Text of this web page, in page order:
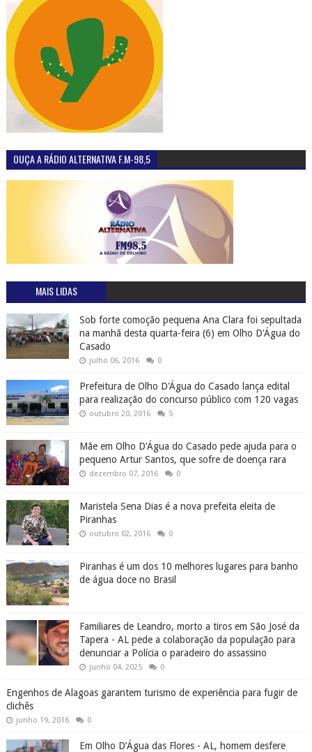
OUÇA A RÁDIO ALTERNATIVA F.M-98,5
MAIS LIDAS
Sob forte comoção pequena Ana Clara foi sepultada
na manhã desta quarta-feira (6) em Olho D'Água do
Casado
julho 06, 2016 0
Prefeitura de Olho D'Água do Casado lança edital
para realização do concurso público com 120 vagas
outubro 20, 2016 5
Mãe em Olho D'Água do Casado pede ajuda para o
pequeno Artur Santos, que sofre de doença rara
dezembro 07, 2016 0
Maristela Sena Dias é a nova prefeita eleita de
Piranhas
outubro 02, 2016 0
Piranhas é um dos 10 melhores lugares para banho
de água doce no Brasil
Familiares de Leandro, morto a tiros em São José da
Tapera - AL pede a colaboração da população para
denunciar a Polícia o paradeiro do assassino
junho 04, 2025 0
Engenhos de Alagoas garantem turismo de experiência para fugir de
clichês
junho 19, 2016 0
Em Olho D’Água das Flores - AL, homem desfere